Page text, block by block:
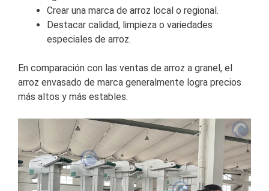
Crear una marca de arroz local o regional.
Destacar calidad, limpieza o variedades
especiales de arroz.
En comparación con las ventas de arroz a granel, el
arroz envasado de marca generalmente logra precios
más altos y más estables.